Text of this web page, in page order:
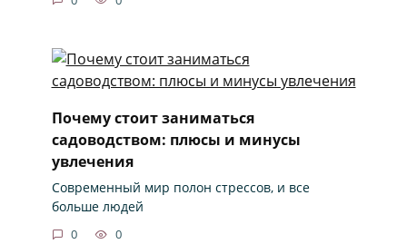
Почему стоит заниматься
садоводством: плюсы и минусы
увлечения
Современный мир полон стрессов, и все
больше людей
0 0